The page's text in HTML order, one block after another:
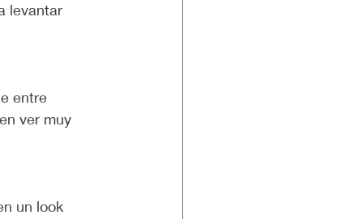
levantar
ver muy
un look